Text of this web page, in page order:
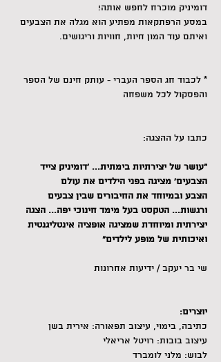
דומיניק מוכרח לחפש אותה!
במסע הרפתקאות מפתיע הוא מגלה את הצבעים
ואיתם עוד המון חיות, חוויות וריגושים.
* לכבוד חג הספר העברי - עותק חינם של הספר
והפסקול לכל משפחה
כתבו על ההצגה:
"עושר של יצירתיות בימתית... 'דומיניק צייד
הצבעים' מציגה בפני הילדים את עולם
הצבע ובמיוחד את החיבורים שבין צבעים
ורגשות... הטקסט בעל מימד חינוכי יפה... הצגה
יצירתית ומיוחדת שמציגה אופציה אינטליגנטית
ואיכותית של מופע לילדים"
שי בר יעקב / ידיעות אחרונות
יוצרים:
כתיבה, בימוי, עיצוב תפאורה: אירית בשן
עיצוב בובות: רויטל אריאלי
לבוש: מלני לומברד